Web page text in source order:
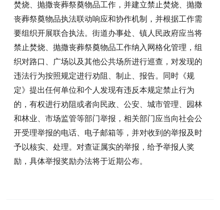
焚烧、抛撒丧葬祭奠物品工作，并建立禁止焚烧、抛撒
丧葬祭奠物品执法联动响应和协作机制，并根据工作需
要组织开展联合执法。街道办事处、镇人民政府应当将
禁止焚烧、抛撒丧葬祭奠物品工作纳入网格化管理，组
织对路口、广场以及其他公共场所进行巡查，对发现的
违法行为按照规定进行劝阻、制止、报告。同时《规
定》提出任何单位和个人发现有违反本规定禁止行为
的，有权进行劝阻或者向民政、公安、城市管理、园林
和林业、市场监管等部门举报，相关部门应当向社会公
开受理举报的电话、电子邮箱等，并对收到的举报及时
予以核实、处理。对查证属实的举报，给予举报人奖
励，具体举报奖励办法将于近期公布。